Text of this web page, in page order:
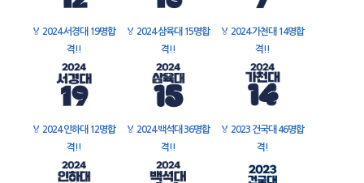
🏅 2024 서경대 19명합
격!!
🏅 2024 삼육대 15명합
격!!
🏅 2024 가천대 14명합
격!!
🏅 2024 인하대 12명합
격!!
🏅 2024 백석대 36명합
격!!
🏅 2023 건국대 46명합
격!